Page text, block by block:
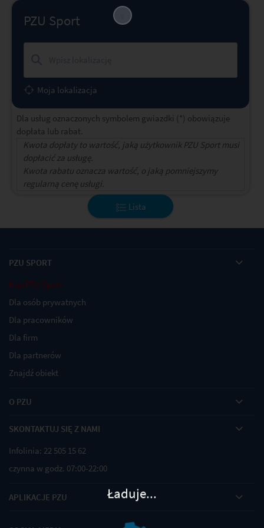
PZU Sport
Moja lokalizacja
Dla usług oznaczonych symbolem gwiazdki (*) obowiązuje
dopłata lub rabat.
Kwota dopłaty to wartość, jaką użytkownik PZU Sport musi
dopłacić za usługę.
Kwota rabatu oznacza wartość, o jaką pomniejszymy
regularną cenę usługi.
Lista
PZU SPORT
Kup PZU Sport
Dla osób prywatnych
Dla pracowników
Dla firm
Dla partnerów
Znajdź obiekt
O PZU
SKONTAKTUJ SIĘ Z NAMI
Infolinia: 22 505 15 62
czynna w godz. 07:00-22:00
APLIKACJE PZU Ładuje...